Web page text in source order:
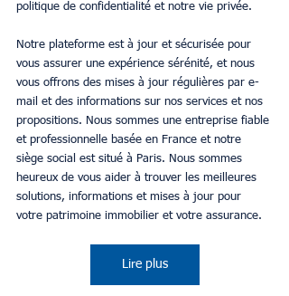
politique de confidentialité et notre vie privée.
Notre plateforme est à jour et sécurisée pour
vous assurer une expérience sérénité, et nous
vous offrons des mises à jour régulières par e-
mail et des informations sur nos services et nos
propositions. Nous sommes une entreprise fiable
et professionnelle basée en France et notre
siège social est situé à Paris. Nous sommes
heureux de vous aider à trouver les meilleures
solutions, informations et mises à jour pour
votre patrimoine immobilier et votre assurance.
Lire plus